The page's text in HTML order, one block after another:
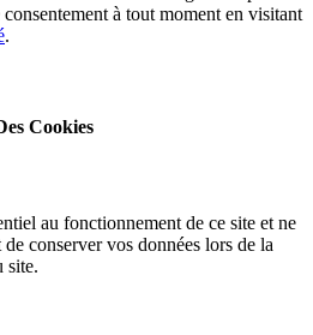
à tout moment en visitant
.
Cookies
au fonctionnement de ce site et ne
conserver vos données lors de la
site.